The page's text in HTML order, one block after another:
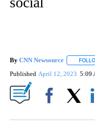
By CNN Newsource
Published April 12, 2023 5:09